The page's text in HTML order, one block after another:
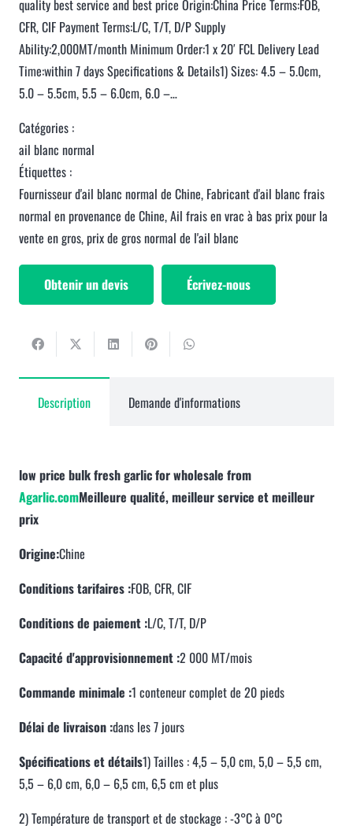
quality best service and best price Origin:China Price Terms:FOB,
CFR, CIF Payment Terms:L/C, T/T, D/P Supply
Ability:2,000MT/month Minimum Order:1 x 20′ FCL Delivery Lead
Time:within 7 days Specifications & Details1) Sizes: 4.5 – 5.0cm,
5.0 – 5.5cm, 5.5 – 6.0cm, 6.0 –…
Catégories :
ail blanc normal
Étiquettes :
Fournisseur d'ail blanc normal de Chine, Fabricant d'ail blanc frais
normal en provenance de Chine,Ail frais en vrac à bas prix pour la
vente en gros,prix de gros normal de l'ail blanc
Obtenir un devis Écrivez-nous
Description Demande d'informations
low price bulk fresh garlic for wholesale from
Agarlic.comMeilleure qualité, meilleur service et meilleur
prix
Origine:Chine
Conditions tarifaires :FOB, CFR, CIF
Conditions de paiement :L/C, T/T, D/P
Capacité d'approvisionnement :2 000 MT/mois
Commande minimale :1 conteneur complet de 20 pieds
Délai de livraison :dans les 7 jours
Spécifications et détails1) Tailles : 4,5 – 5,0 cm, 5,0 – 5,5 cm,
5,5 – 6,0 cm, 6,0 – 6,5 cm, 6,5 cm et plus
2) Température de transport et de stockage : -3°C à 0°C